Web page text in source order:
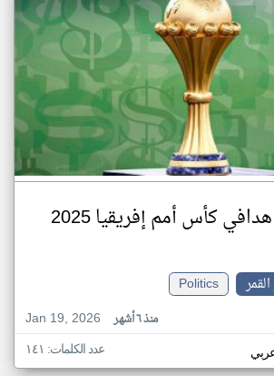
كأس أمم إفريقيا 2025
Politics
Jan 19, 2026
منذ ٦ أشهر
عدد الكلمات: ١٤١